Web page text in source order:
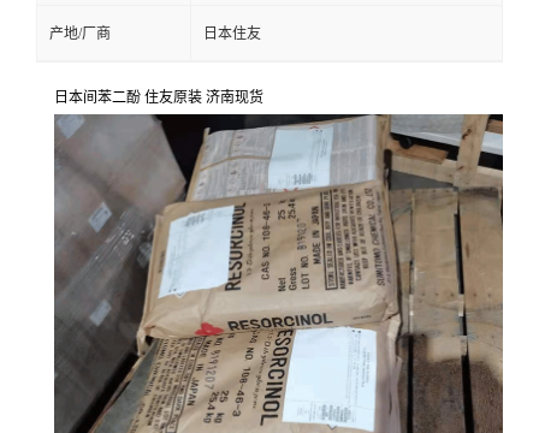
产地/厂商 日本住友
日本间苯二酚 住友原装 济南现货